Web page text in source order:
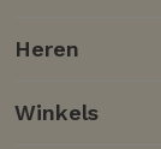
Heren
Winkels